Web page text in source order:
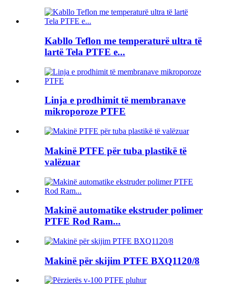
Kabllo Teflon me temperaturë ultra të
lartë Tela PTFE e...
Linja e prodhimit të membranave
mikroporoze PTFE
Makinë PTFE për tuba plastikë të
valëzuar
Makinë automatike ekstruder polimer
PTFE Rod Ram...
Makinë për skijim PTFE BXQ1120/8